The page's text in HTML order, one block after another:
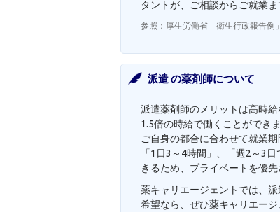
タントが、ご相談からご就業
参照：厚生労働省「衛生行政報告例
派遣 の薬剤師について
派遣薬剤師のメリットは高時
1.5倍の時給で働くことができ
ご自身の都合に合わせて就業
「1日3～4時間」、「週2～3
きるため、プライベートを優
薬キャリエージェントでは、
希望なら、ぜひ薬キャリエー